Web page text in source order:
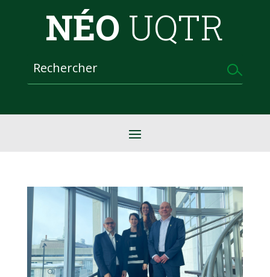
NÉO UQTR